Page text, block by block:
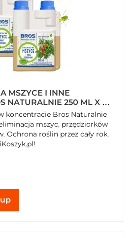
MSZYCE I INNE
NATURALNIE 250 ML X 2
koncentracie Bros Naturalnie
mszyc, przędziorków
Ochrona roślin przez cały rok.